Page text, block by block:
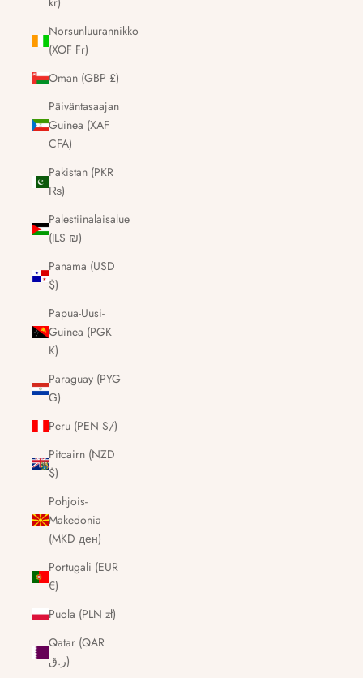
Norsunluurannikko
(XOF Fr)
Oman (GBP £)
Päiväntasaajan
Guinea (XAF
CFA)
Pakistan (PKR
₨)
Palestiinalaisalue
(ILS ₪)
Panama (USD
$)
Papua-Uusi-
Guinea (PGK
K)
Paraguay (PYG
₲)
Peru (PEN S/)
Pitcairn (NZD
$)
Pohjois-
Makedonia
(MKD ден)
Portugali (EUR
€)
Puola (PLN zł)
Qatar (QAR
ر.ق)